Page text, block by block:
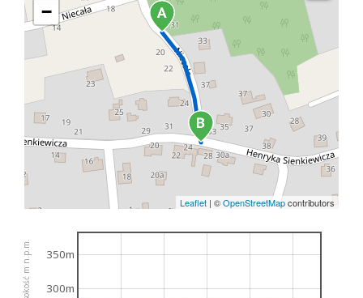
−
Leaflet | ©OpenStreetMapcontributors
wysokość m n.p.m. 300m
350m